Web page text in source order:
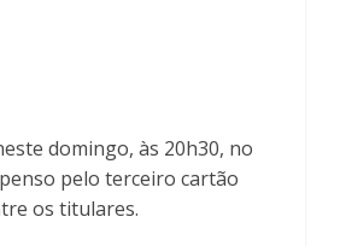
domingo, às 20h30, no
pelo terceiro cartão
os titulares.